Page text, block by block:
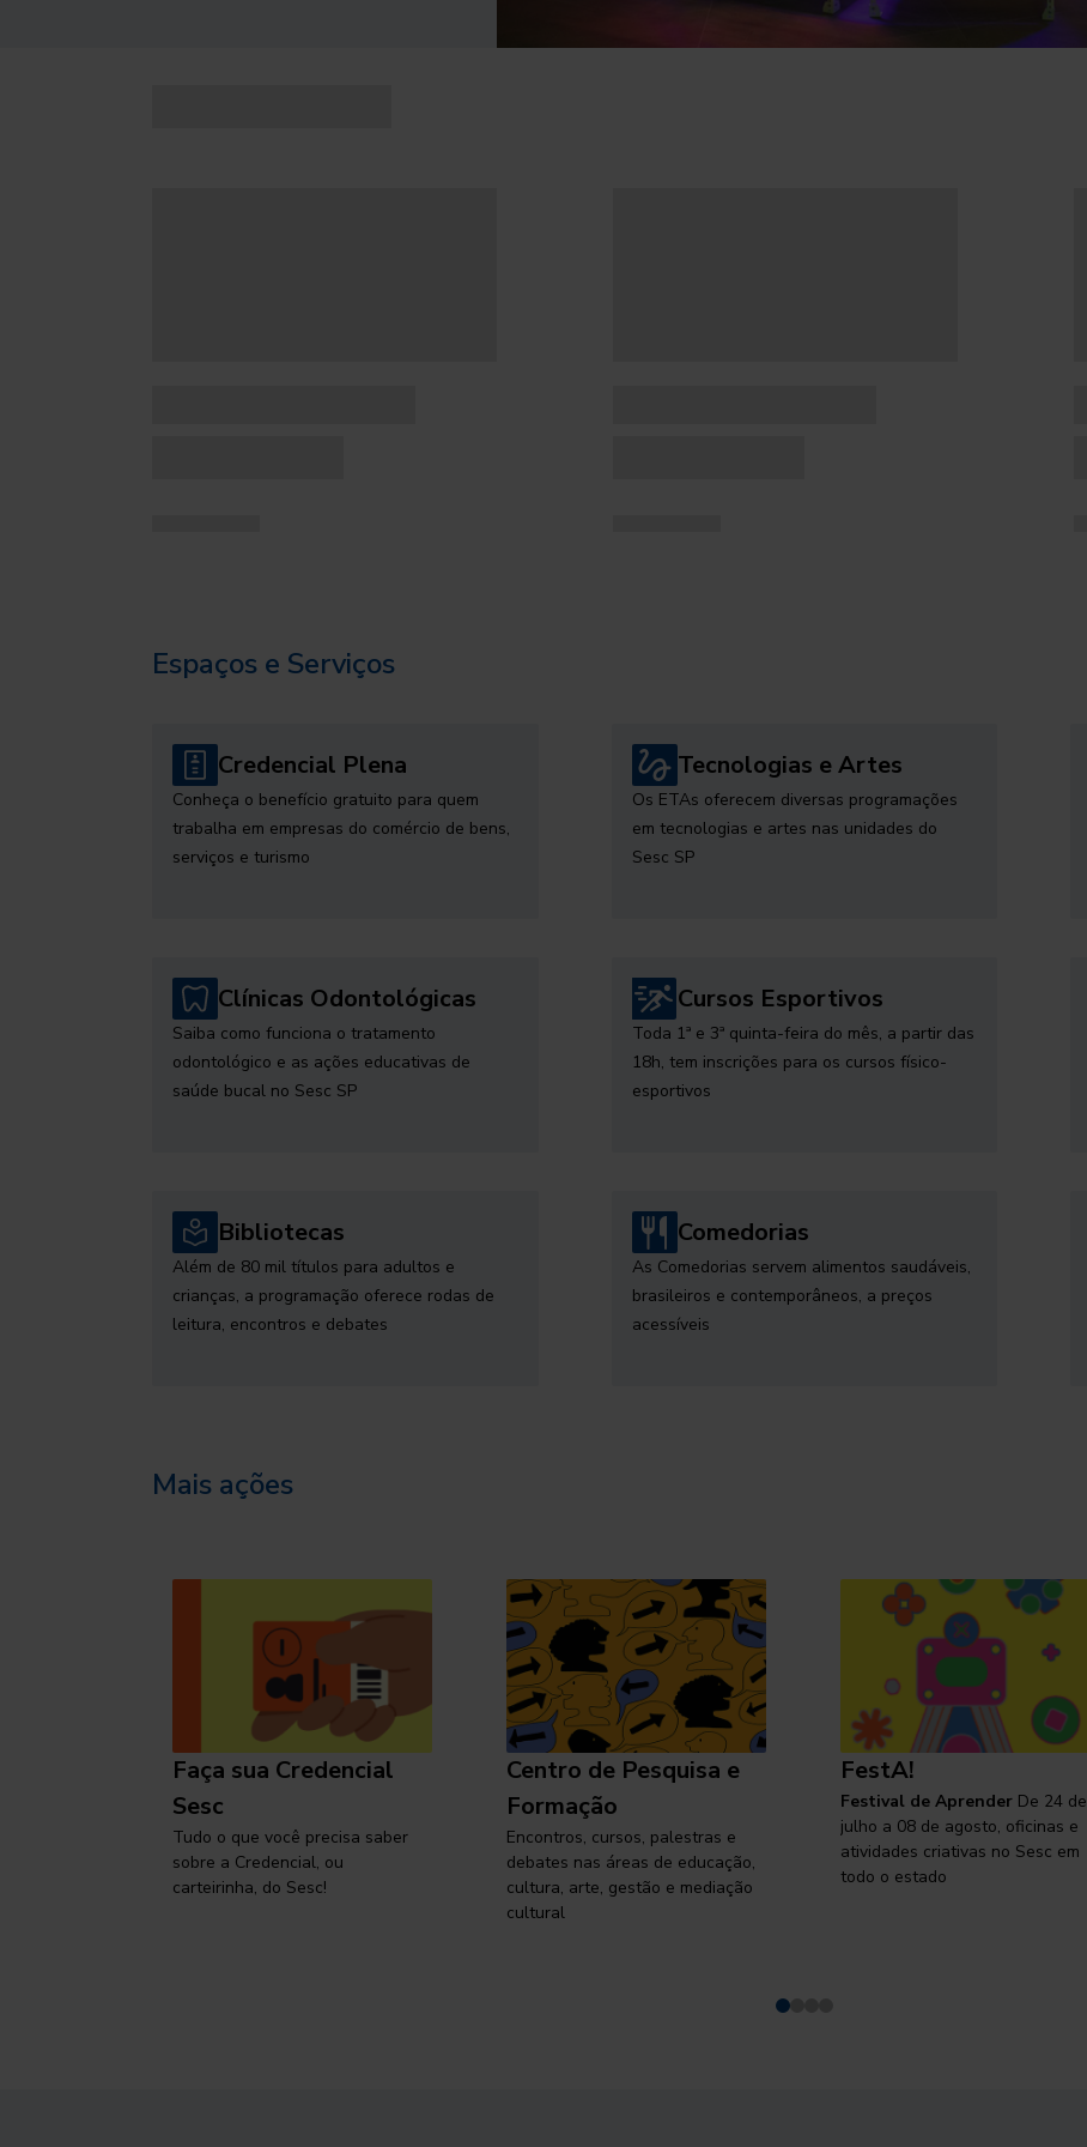
Espaços e Serviços
Credencial Plena
Conheça o benefício gratuito para quem
trabalha em empresas do comércio de bens,
serviços e turismo
Tecnologias e Artes
Os ETAs oferecem diversas programações
em tecnologias e artes nas unidades do
Sesc SP
Clínicas Odontológicas
Saiba como funciona o tratamento
odontológico e as ações educativas de
saúde bucal no Sesc SP
Cursos Esportivos
Toda 1ª e 3ª quinta-feira do mês, a partir das
18h, tem inscrições para os cursos físico-
esportivos
Bibliotecas
Além de 80 mil títulos para adultos e
crianças, a programação oferece rodas de
leitura, encontros e debates
Comedorias
As Comedorias servem alimentos saudáveis,
brasileiros e contemporâneos, a preços
acessíveis
Mais ações
Faça sua Credencial
Sesc
Tudo o que você precisa saber
sobre a Credencial, ou
carteirinha, do Sesc!
Centro de Pesquisa e
Formação
Encontros, cursos, palestras e
debates nas áreas de educação,
cultura, arte, gestão e mediação
cultural
FestA!
Festival de Aprender De 24 de
julho a 08 de agosto, oficinas e
atividades criativas no Sesc em
todo o estado